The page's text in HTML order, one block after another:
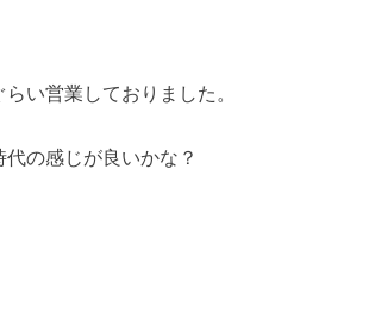
い営業しておりました。
の感じが良いかな？